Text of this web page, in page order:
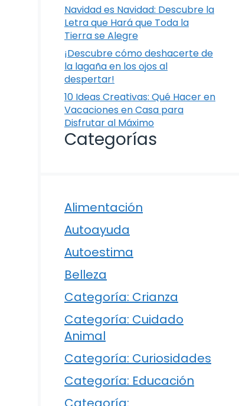
Navidad es Navidad: Descubre la
Letra que Hará que Toda la
Tierra se Alegre
¡Descubre cómo deshacerte de
la lagaña en los ojos al
despertar!
10 Ideas Creativas: Qué Hacer en
Vacaciones en Casa para
Disfrutar al Máximo
Categorías
Alimentación
Autoayuda
Autoestima
Belleza
Categoría: Crianza
Categoría: Cuidado
Animal
Categoría: Curiosidades
Categoría: Educación